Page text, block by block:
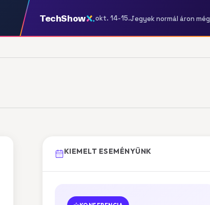
TechShow okt. 14-15.Jegyek normál áron még
KIEMELT ESEMÉNYÜNK